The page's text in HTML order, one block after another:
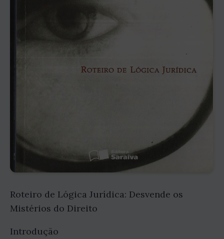
Roteiro de Lógica Jurídica: Desvende os
Mistérios do Direito
Introdução